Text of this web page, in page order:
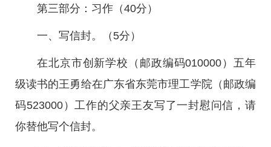
第三部分：习作（40分）
一、写信封。（5分）
在北京市创新学校（邮政编码010000）五年
级读书的王勇给在广东省东莞市理工学院（邮政编
码523000）工作的父亲王友写了一封慰问信，请
你替他写个信封。